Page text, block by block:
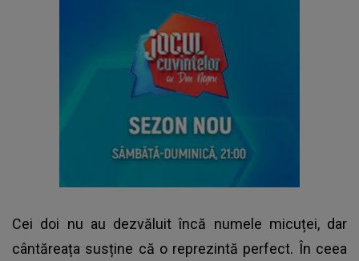
Cei doi nu au dezvăluit încă numele micuței, dar
cântăreața susține că o reprezintă perfect. În ceea